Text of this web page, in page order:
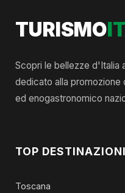
TURISMO
Scopri le bellezze d'Italia
dedicato alla promozione
ed enogastronomico
TOP DESTINAZIONI
Toscana